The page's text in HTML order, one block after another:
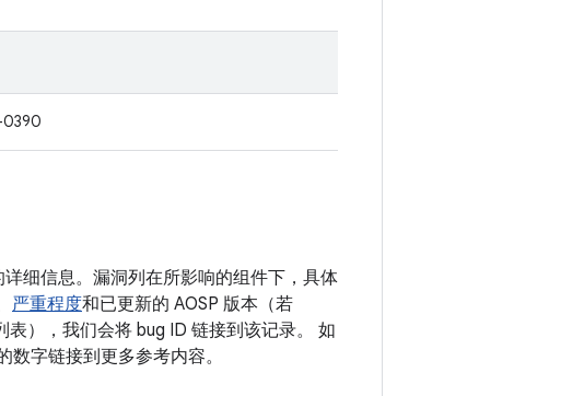
0390
细信息。漏洞列在所影响的组件下，具体
严重程度和已更新的 AOSP 版本（若
），我们会将 bug ID 链接到该记录。 如
字链接到更多参考内容。